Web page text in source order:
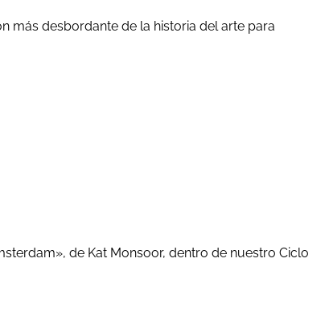
más desbordante de la historia del arte para
de Kat Monsoor, dentro de nuestro Ciclo